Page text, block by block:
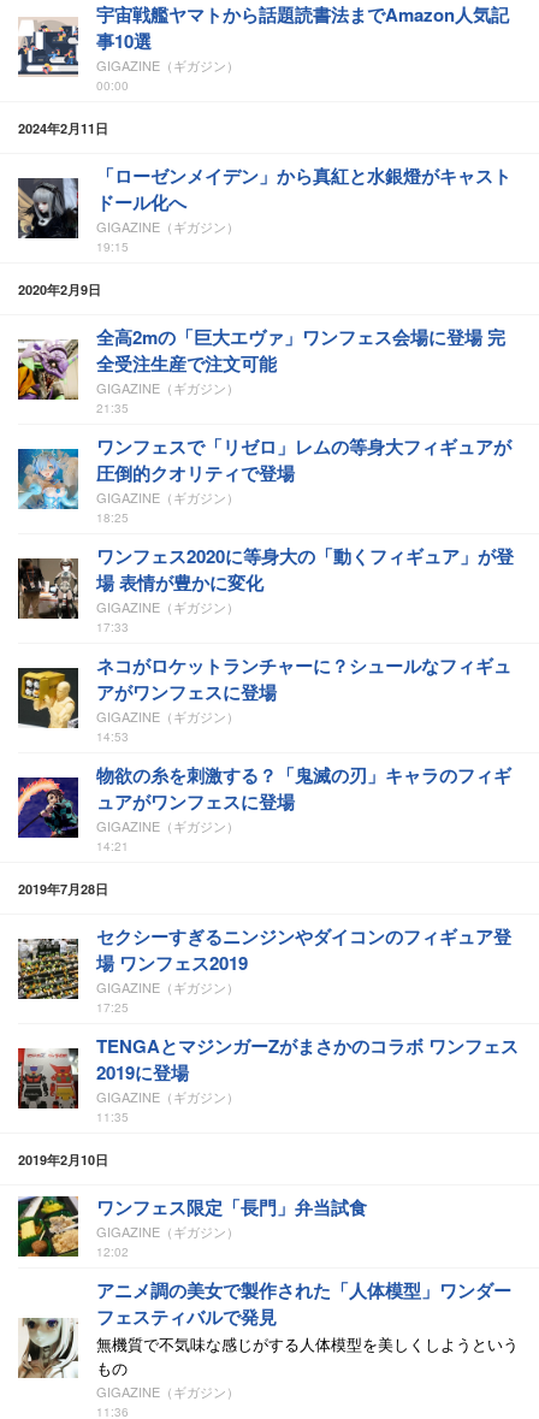
宇宙戦艦ヤマトから話題読書法までAmazon人気記
事10選
GIGAZINE（ギガジン）
00:00
2024年2月11日
「ローゼンメイデン」から真紅と水銀燈がキャスト
ドール化へ
GIGAZINE（ギガジン）
19:15
2020年2月9日
全高2mの「巨大エヴァ」ワンフェス会場に登場 完
全受注生産で注文可能
GIGAZINE（ギガジン）
21:35
ワンフェスで「リゼロ」レムの等身大フィギュアが
圧倒的クオリティで登場
GIGAZINE（ギガジン）
18:25
ワンフェス2020に等身大の「動くフィギュア」が登
場 表情が豊かに変化
GIGAZINE（ギガジン）
17:33
ネコがロケットランチャーに？シュールなフィギュ
アがワンフェスに登場
GIGAZINE（ギガジン）
14:53
物欲の糸を刺激する？「鬼滅の刃」キャラのフィギ
ュアがワンフェスに登場
GIGAZINE（ギガジン）
14:21
2019年7月28日
セクシーすぎるニンジンやダイコンのフィギュア登
場 ワンフェス2019
GIGAZINE（ギガジン）
17:25
TENGAとマジンガーZがまさかのコラボ ワンフェス
2019に登場
GIGAZINE（ギガジン）
11:35
2019年2月10日
ワンフェス限定「長門」弁当試食
GIGAZINE（ギガジン）
12:02
アニメ調の美女で製作された「人体模型」ワンダー
フェスティバルで発見
無機質で不気味な感じがする人体模型を美しくしようという
もの
GIGAZINE（ギガジン）
11:36